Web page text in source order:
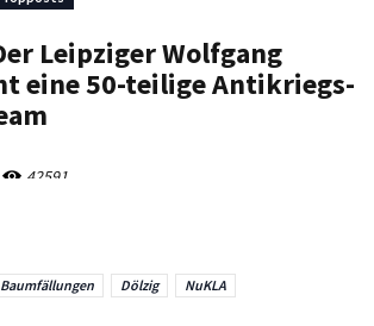
Baumfällungen Dölzig NuKLA